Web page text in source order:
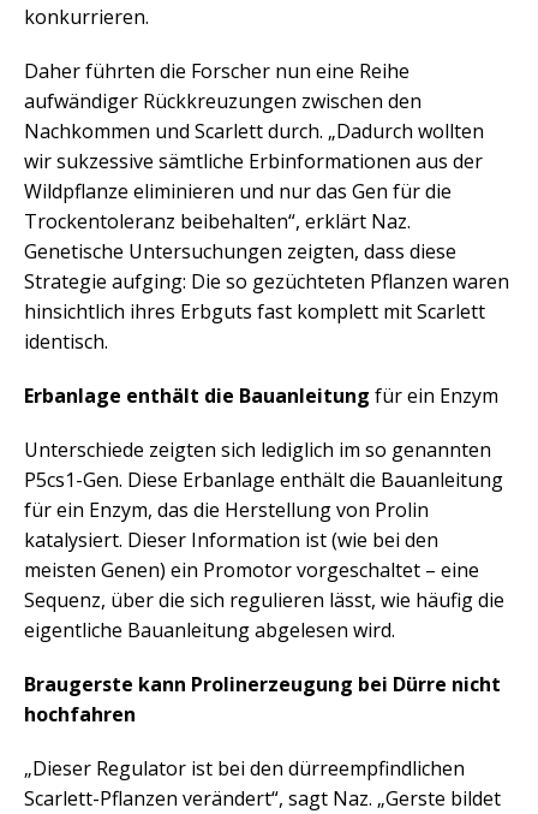
konkurrieren.
Daher führten die Forscher nun eine Reihe
aufwändiger Rückkreuzungen zwischen den
Nachkommen und Scarlett durch. „Dadurch wollten
wir sukzessive sämtliche Erbinformationen aus der
Wildpflanze eliminieren und nur das Gen für die
Trockentoleranz beibehalten“, erklärt Naz.
Genetische Untersuchungen zeigten, dass diese
Strategie aufging: Die so gezüchteten Pflanzen waren
hinsichtlich ihres Erbguts fast komplett mit Scarlett
identisch.
Erbanlage enthält die Bauanleitung für ein Enzym
Unterschiede zeigten sich lediglich im so genannten
P5cs1-Gen. Diese Erbanlage enthält die Bauanleitung
für ein Enzym, das die Herstellung von Prolin
katalysiert. Dieser Information ist (wie bei den
meisten Genen) ein Promotor vorgeschaltet – eine
Sequenz, über die sich regulieren lässt, wie häufig die
eigentliche Bauanleitung abgelesen wird.
Braugerste kann Prolinerzeugung bei Dürre nicht
hochfahren
„Dieser Regulator ist bei den dürreempfindlichen
Scarlett-Pflanzen verändert“, sagt Naz. „Gerste bildet